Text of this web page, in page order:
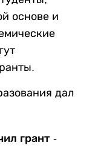
основе и
дал
грант -